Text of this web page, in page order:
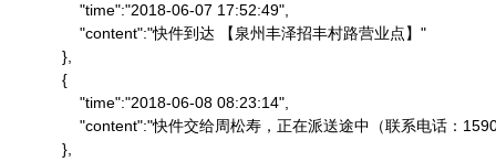
                "time":"2018-06-07 17:52:49",
                "content":"快件到达 【泉州丰泽招丰村路营业点】"
            },
            {
                "time":"2018-06-08 08:23:14",
"content":"快件交给周松寿，正在派送途中（联系电话：
            },